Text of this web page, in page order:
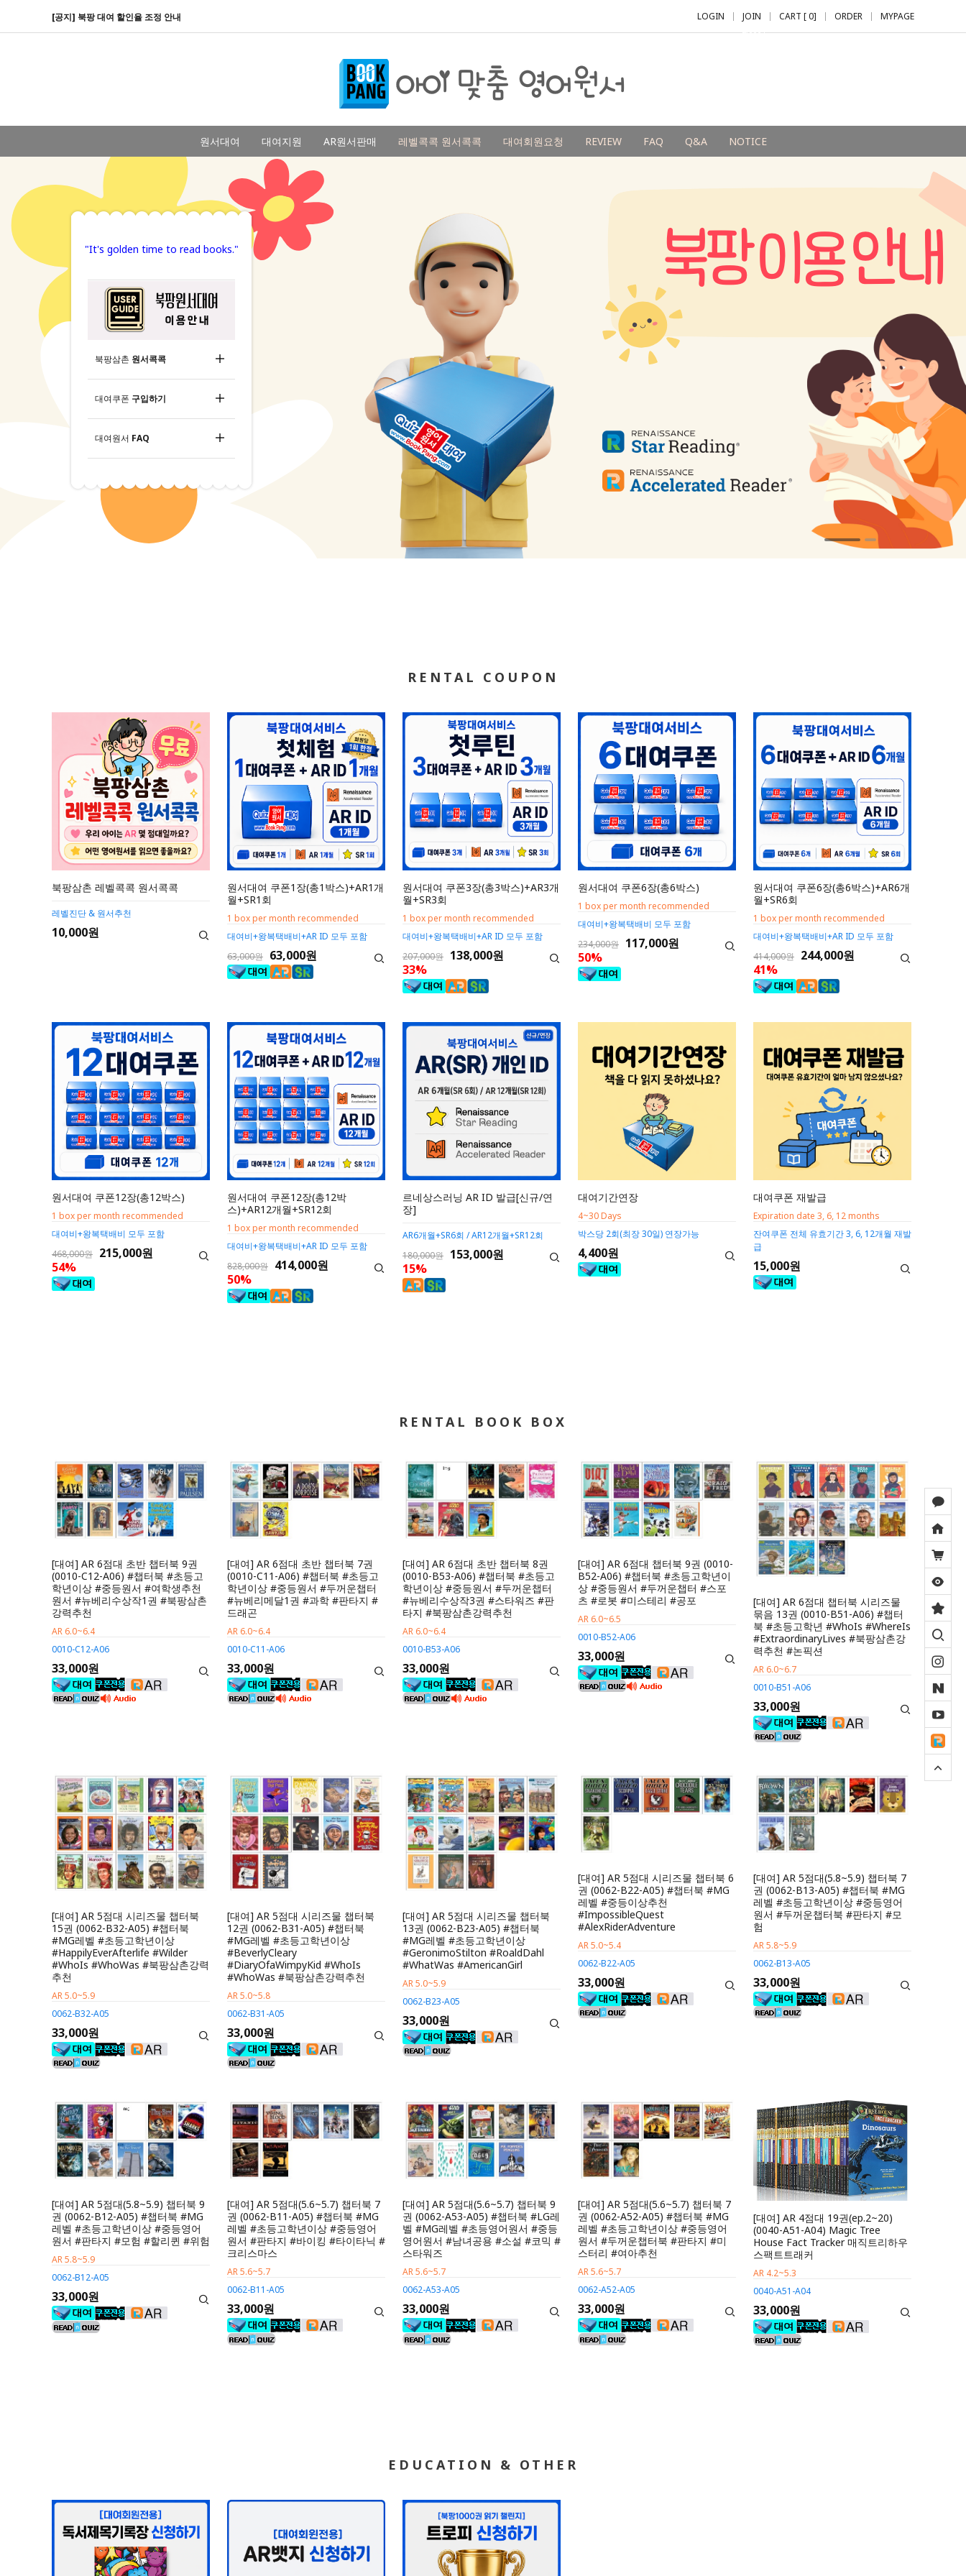
[공지] 북팡 대여 할인율 조정 안내 LOGIN JOIN
+2,000 P
CART [0] ORDER MYPAGE
원서대여 대여지원 AR원서판매 레벨콕콕 원서콕콕 대여회원요청 REVIEW FAQ Q&A NOTICE
"It's golden time to read books."
북팡삼촌 원서콕콕
대여쿠폰 구입하기
대여원서 FAQ
RENTAL COUPON
북팡삼촌 레벨콕콕 원서콕콕
레벨진단 & 원서추천
10,000원
원서대여 쿠폰1장(총1박스)+AR1개
월+SR1회
1 box per month recommended
대여비+왕복택배비+AR ID 모두 포함
63,000원 63,000원
원서대여 쿠폰3장(총3박스)+AR3개
월+SR3회
1 box per month recommended
대여비+왕복택배비+AR ID 모두 포함
207,000원 138,000원
33%
원서대여 쿠폰6장(총6박스)
1 box per month recommended
대여비+왕복택배비 모두 포함
234,000원 117,000원
50%
원서대여 쿠폰6장(총6박스)+AR6개
월+SR6회
1 box per month recommended
대여비+왕복택배비+AR ID 모두 포함
414,000원 244,000원
41%
원서대여 쿠폰12장(총12박스)
1 box per month recommended
대여비+왕복택배비 모두 포함
468,000원 215,000원
54%
원서대여 쿠폰12장(총12박
스)+AR12개월+SR12회
1 box per month recommended
대여비+왕복택배비+AR ID 모두 포함
828,000원 414,000원
50%
르네상스러닝 AR ID 발급[신규/연
장]
AR6개월+SR6회 / AR12개월+SR12회
180,000원 153,000원
15%
대여기간연장
4~30 Days
박스당 2회(최장 30일) 연장가능
4,400원
대여쿠폰 재발급
Expiration date 3, 6, 12 months
잔여쿠폰 전체 유효기간 3, 6, 12개월 재발
급
15,000원
RENTAL BOOK BOX
[대여] AR 6점대 초반 챕터북 9권
(0010-C12-A06) #챕터북 #초등고
학년이상 #중등원서 #여학생추천
원서 #뉴베리수상작1권 #북팡삼촌
강력추천
AR 6.0~6.4
0010-C12-A06
33,000원
[대여] AR 6점대 초반 챕터북 7권
(0010-C11-A06) #챕터북 #초등고
학년이상 #중등원서 #두꺼운챕터
#뉴베리메달1권 #과학 #판타지 #
드래곤
AR 6.0~6.4
0010-C11-A06
33,000원
[대여] AR 6점대 초반 챕터북 8권
(0010-B53-A06) #챕터북 #초등고
학년이상 #중등원서 #두꺼운챕터
#뉴베리수상작3권 #스타워즈 #판
타지 #북팡삼촌강력추천
AR 6.0~6.4
0010-B53-A06
33,000원
[대여] AR 6점대 챕터북 9권 (0010-
B52-A06) #챕터북 #초등고학년이
상 #중등원서 #두꺼운챕터 #스포
츠 #로봇 #미스테리 #공포
AR 6.0~6.5
0010-B52-A06
33,000원
[대여] AR 6점대 챕터북 시리즈물
묶음 13권 (0010-B51-A06) #챕터
북 #초등고학년 #WhoIs #WhereIs
#ExtraordinaryLives #북팡삼촌강
력추천 #논픽션
AR 6.0~6.7
0010-B51-A06
33,000원
[대여] AR 5점대 시리즈물 챕터북
15권 (0062-B32-A05) #챕터북
#MG레벨 #초등고학년이상
#HappilyEverAfterlife #Wilder
#WhoIs #WhoWas #북팡삼촌강력
추천
AR 5.0~5.9
0062-B32-A05
33,000원
[대여] AR 5점대 시리즈물 챕터북
12권 (0062-B31-A05) #챕터북
#MG레벨 #초등고학년이상
#BeverlyCleary
#DiaryOfaWimpyKid #WhoIs
#WhoWas #북팡삼촌강력추천
AR 5.0~5.8
0062-B31-A05
33,000원
[대여] AR 5점대 시리즈물 챕터북
13권 (0062-B23-A05) #챕터북
#MG레벨 #초등고학년이상
#GeronimoStilton #RoaldDahl
#WhatWas #AmericanGirl
AR 5.0~5.9
0062-B23-A05
33,000원
[대여] AR 5점대 시리즈물 챕터북 6
권 (0062-B22-A05) #챕터북 #MG
레벨 #중등이상추천
#ImpossibleQuest
#AlexRiderAdventure
AR 5.0~5.4
0062-B22-A05
33,000원
[대여] AR 5점대(5.8~5.9) 챕터북 7
권 (0062-B13-A05) #챕터북 #MG
레벨 #초등고학년이상 #중등영어
원서 #두꺼운챕터북 #판타지 #모
험
AR 5.8~5.9
0062-B13-A05
33,000원
[대여] AR 5점대(5.8~5.9) 챕터북 9
권 (0062-B12-A05) #챕터북 #MG
레벨 #초등고학년이상 #중등영어
원서 #판타지 #모험 #할리퀸 #위험
AR 5.8~5.9
0062-B12-A05
33,000원
[대여] AR 5점대(5.6~5.7) 챕터북 7
권 (0062-B11-A05) #챕터북 #MG
레벨 #초등고학년이상 #중등영어
원서 #판타지 #바이킹 #타이타닉 #
크리스마스
AR 5.6~5.7
0062-B11-A05
33,000원
[대여] AR 5점대(5.6~5.7) 챕터북 9
권 (0062-A53-A05) #챕터북 #LG레
벨 #MG레벨 #초등영어원서 #중등
영어원서 #남녀공용 #소설 #코믹 #
스타워즈
AR 5.6~5.7
0062-A53-A05
33,000원
[대여] AR 5점대(5.6~5.7) 챕터북 7
권 (0062-A52-A05) #챕터북 #MG
레벨 #초등고학년이상 #중등영어
원서 #두꺼운챕터북 #판타지 #미
스터리 #여아추천
AR 5.6~5.7
0062-A52-A05
33,000원
[대여] AR 4점대 19권(ep.2~20)
(0040-A51-A04) Magic Tree
House Fact Tracker 매직트리하우
스팩트트래커
AR 4.2~5.3
0040-A51-A04
33,000원
EDUCATION & OTHER